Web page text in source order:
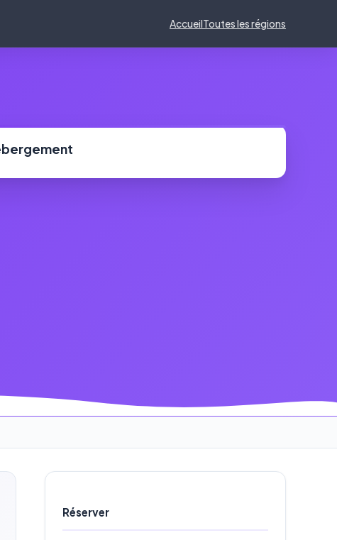
AccueilToutes les régions
Réserver